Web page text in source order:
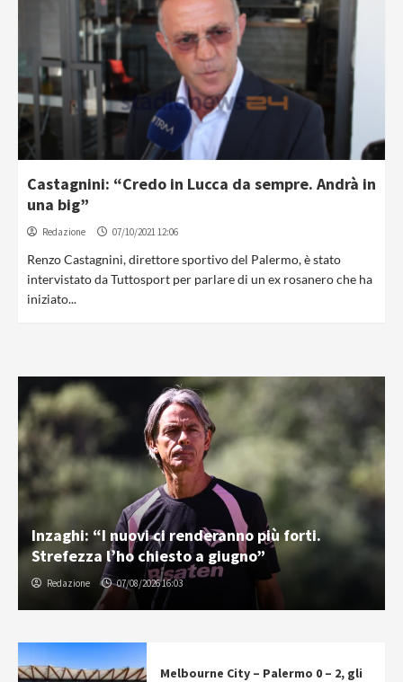
Castagnini: “Credo in Lucca da sempre. Andrà in
una big”
Redazione 07/10/2021 12:06
Renzo Castagnini, direttore sportivo del Palermo, è stato
intervistato da Tuttosport per parlare di un ex rosanero che ha
iniziato...
Inzaghi: “I nuovi ci renderanno più forti.
Strefezza l’ho chiesto a giugno”
Redazione 07/08/2026 16:03
Melbourne City – Palermo 0 – 2, gli